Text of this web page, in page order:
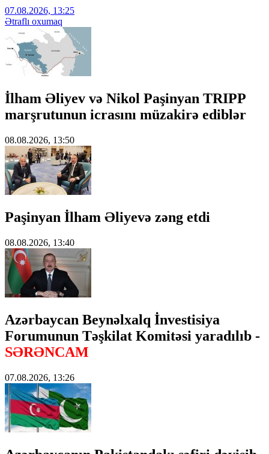
07.08.2026, 13:25
Ətraflı oxumaq
İlham Əliyev və Nikol Paşinyan TRIPP
marşrutunun icrasını müzakirə ediblər
08.08.2026, 13:50
Paşinyan İlham Əliyevə zəng etdi
08.08.2026, 13:40
Azərbaycan Beynəlxalq İnvestisiya
Forumunun Təşkilat Komitəsi yaradılıb -
SƏRƏNCAM
07.08.2026, 13:26